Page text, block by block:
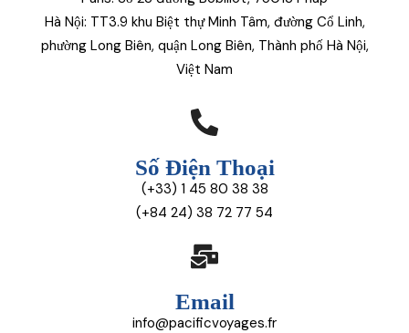
Hà Nội: TT3.9 khu Biệt thự Minh Tâm, đường Cổ Linh,
phường Long Biên, quận Long Biên, Thành phố Hà Nội,
Việt Nam
Số Điện Thoại
(+33) 1 45 80 38 38
(+84 24) 38 72 77 54
Email
info@pacificvoyages.fr